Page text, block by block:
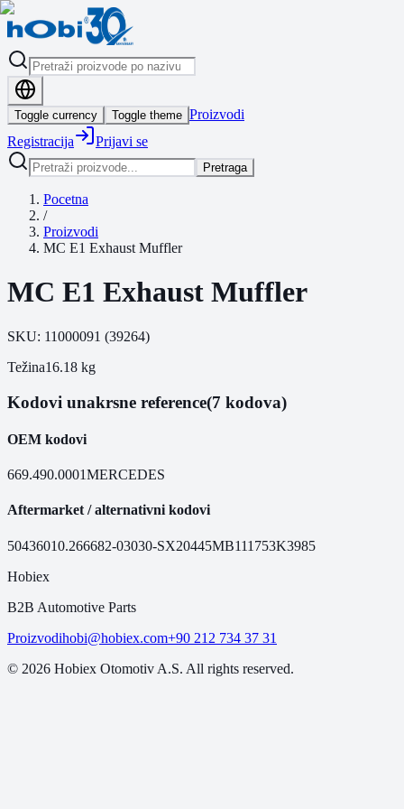
Toggle currency Toggle theme Proizvodi
Registracija
Prijavi se
Pretraga
Pocetna
/
Proizvodi
MC E1 Exhaust Muffler
MC E1 Exhaust Muffler
SKU: 11000091 (39264)
Težina16.18 kg
Kodovi unakrsne reference(7 kodova)
OEM kodovi
669.490.0001MERCEDES
Aftermarket / alternativni kodovi
50436010.266682-03030-SX20445MB111753K3985
Hobiex
B2B Automotive Parts
Proizvodihobi@hobiex.com+90 212 734 37 31
© 2026 Hobiex Otomotiv A.S. All rights reserved.